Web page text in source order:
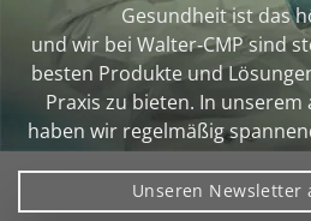
Gesundheit ist das
und wir bei Walter‑CMP sind
besten Produkte und
Praxis zu bieten. In
haben wir regelmäßig
Unseren Newsletter